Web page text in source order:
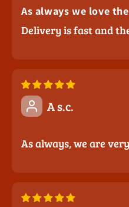
As always we love
Delivery is fast and
A s.c.
As always, we are